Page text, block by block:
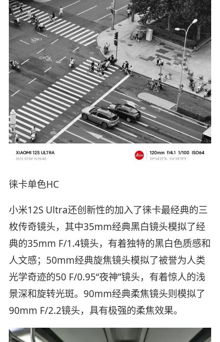
徕卡单色HC
小米12S Ultra还创新性的加入了徕卡最经典的三
枚传奇镜头，其中35mm经典黑白镜头模拟了经
典的35mm F/1.4镜头，有着独特的黑白色质感和
人文感；50mm经典旋焦镜头模拟了被誉为人类
光学奇迹的50 F/0.95“夜神”镜头，有着惊人的浅
景深和旋转光斑。90mm经典柔焦镜头则模拟了
90mm F/2.2镜头，具有极强的柔焦效果。